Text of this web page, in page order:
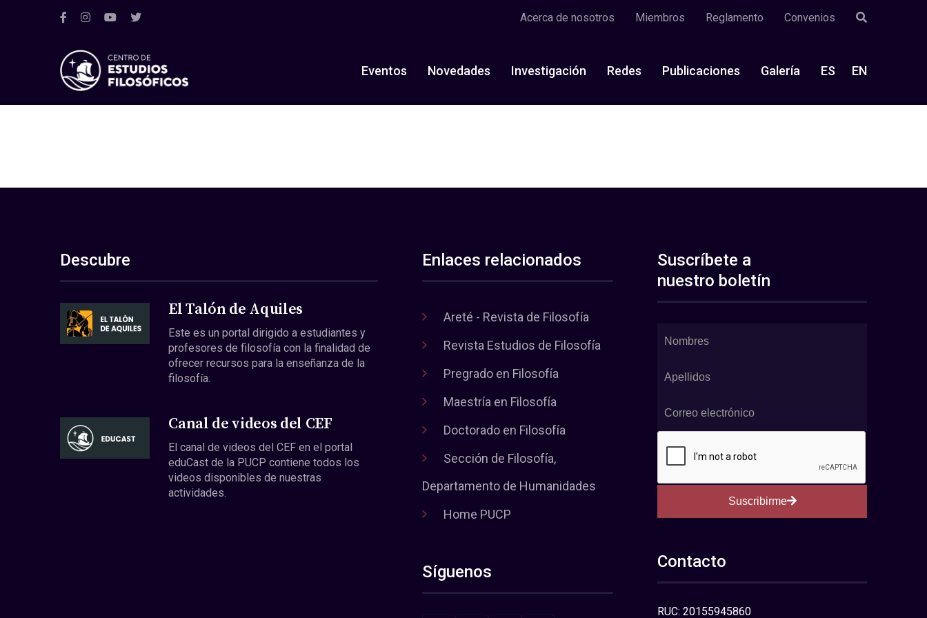
Acerca de nosotros Miembros Reglamento Convenios
Eventos Novedades Investigación Redes Publicaciones Galería ES EN
Descubre
El Talón de Aquiles
Este es un portal dirigido a estudiantes y
profesores de filosofía con la finalidad de
ofrecer recursos para la enseñanza de la
filosofía.
Canal de videos del CEF
El canal de videos del CEF en el portal
eduCast de la PUCP contiene todos los
videos disponibles de nuestras
actividades.
Enlaces relacionados
Areté - Revista de Filosofía
Revista Estudios de Filosofía
Pregrado en Filosofía
Maestría en Filosofía
Doctorado en Filosofía
Sección de Filosofía,
Departamento de Humanidades
Home PUCP
Síguenos
Suscríbete a
nuestro boletín
Suscribirme
Contacto
RUC: 20155945860